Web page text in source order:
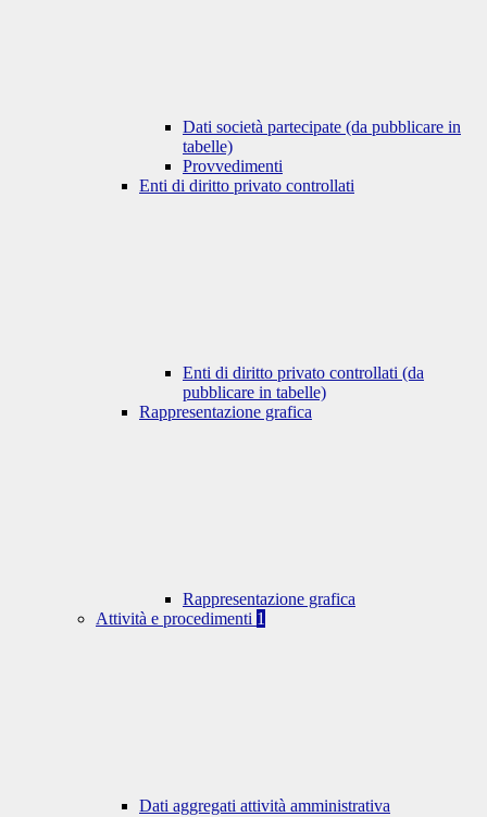
Dati società partecipate (da pubblicare in
tabelle)
Provvedimenti
Enti di diritto privato controllati
Enti di diritto privato controllati (da
pubblicare in tabelle)
Rappresentazione grafica
Rappresentazione grafica
Attività e procedimenti 1
Dati aggregati attività amministrativa